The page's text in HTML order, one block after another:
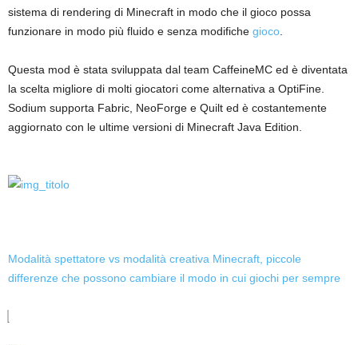
sistema di rendering di Minecraft in modo che il gioco possa
funzionare in modo più fluido e senza modifiche gioco
Questa mod è stata sviluppata dal team CaffeineMC ed è diventata
la scelta migliore di molti giocatori come alternativa a OptiFine.
Sodium supporta Fabric, NeoForge e Quilt ed è costantemente
aggiornato con le ultime versioni di Minecraft Java Edition.
Modalità spettatore vs modalità creativa Minecraft, piccole
differenze che possono cambiare il modo in cui giochi per sempre